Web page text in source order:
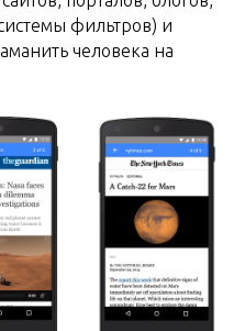
фильтров) и
человека на